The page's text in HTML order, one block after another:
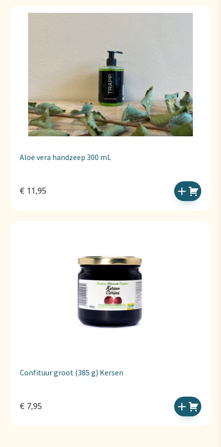
Aloë vera handzeep 300 mL
€ 11,95
Confituur groot (385 g) Kersen
€ 7,95